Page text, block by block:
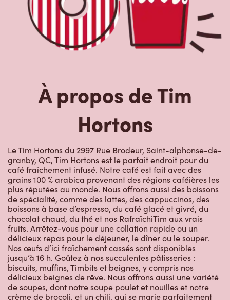
À propos de Tim
Hortons
Le Tim Hortons du 2997 Rue Brodeur, Saint-alphonse-de-
granby, QC, Tim Hortons est le parfait endroit pour du
café fraîchement infusé. Notre café est fait avec des
grains 100 % arabica provenant des régions caféières les
plus réputées au monde. Nous offrons aussi des boissons
de spécialité, comme des lattes, des cappuccinos, des
boissons à base d’espresso, du café glacé et givré, du
chocolat chaud, du thé et nos RafraîchiTim aux vrais
fruits. Arrêtez-vous pour une collation rapide ou un
délicieux repas pour le déjeuner, le dîner ou le souper.
Nos œufs d’ici fraîchement cassés sont disponibles
jusqu’à 16 h. Goûtez à nos succulentes pâtisseries :
biscuits, muffins, Timbits et beignes, y compris nos
délicieux beignes de rêve. Nous offrons aussi une variété
de soupes, dont notre soupe poulet et nouilles et notre
crème de brocoli, et un chili, qui se marie parfaitement
avec nos quartiers de pommes de terre d’ici.